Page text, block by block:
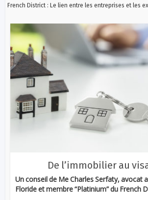
French District : Le lien entre les entreprises et les
De l’immobilier au
Un conseil de Me Charles Serfaty, avocat
Floride et membre “Platinium” du French